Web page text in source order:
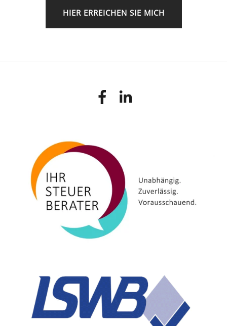
HIER ERREICHEN SIE MICH